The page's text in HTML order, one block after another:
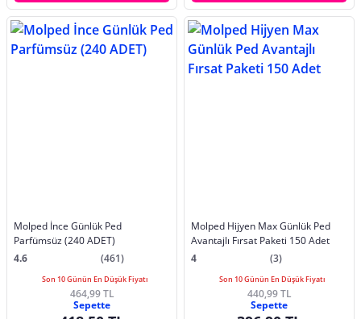
Molped İnce Günlük Ped
Parfümsüz (240 ADET)
4.6
(461)
Son 10 Günün En Düşük Fiyatı
464,99 TL
Sepette
Molped Hijyen Max Günlük Ped
Avantajlı Fırsat Paketi 150 Adet
4
(3)
Son 10 Günün En Düşük Fiyatı
440,99 TL
Sepette